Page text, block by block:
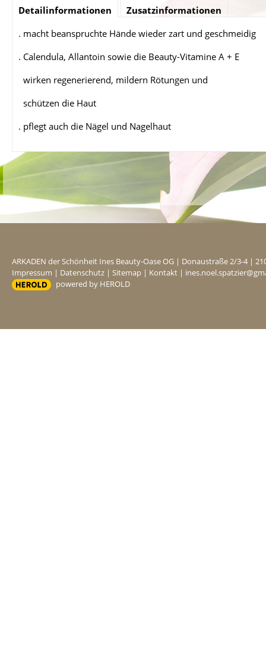
Detailinformationen
Zusatzinformationen
. macht beanspruchte Hände wieder zart und geschmeidig
. Calendula, Allantoin sowie die Beauty-Vitamine A + E
wirken regenerierend, mildern Rötungen und
schützen die Haut
. pflegt auch die Nägel und Nagelhaut
ARKADEN der Schönheit Ines Beauty-Oase OG | Donaustraße 2/3-4 |
Impressum | Datenschutz | Sitemap | Kontakt |
powered by HEROLD